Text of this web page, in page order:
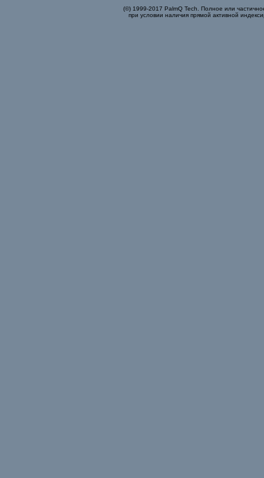
(©) 1999-2017 PalmQ Tech. Полное или
при условии наличия прямой активной